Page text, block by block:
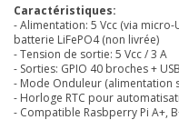
Caractéristiques:
- Alimentation: 5 Vcc (via micro-
batterie LiFePO4 (non livrée)
- Tension de sortie: 5 Vcc / 3 A
- Sorties: GPIO 40 broches + USB
- Mode Onduleur (alimentation
- Horloge RTC pour
- Compatible Rasbperry Pi A+,